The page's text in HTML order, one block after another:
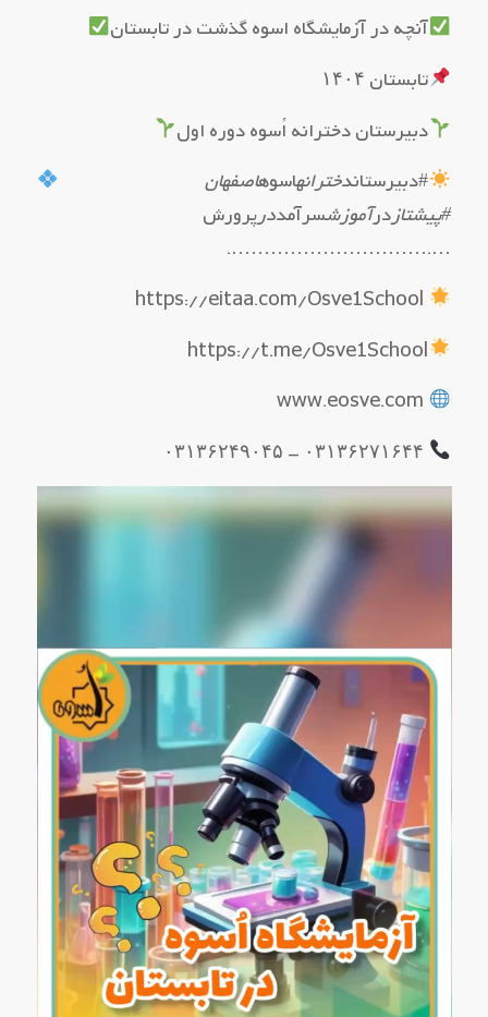
آنچه در آزمایشگاه اسوه گذشت در تابستان
تابستان ۱۴۰۴
دبیرستان دخترانه اُسوه دوره اول
#دبیرستاندخترانهاسوهاصفهان
#پیشتازدرآموزشسرآمددرپرورش
….………………………….
https://t.me/Osve1School